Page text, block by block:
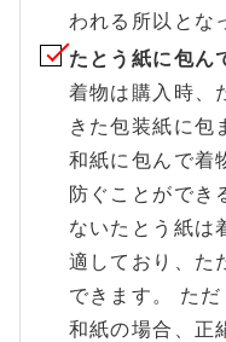
われる所以とな
たとう紙に包ん
着物は購入時、
きた包装紙に包
和紙に包んで着
防ぐことができ
ないたとう紙は
適しており、た
できます。 た
和紙の場合、正